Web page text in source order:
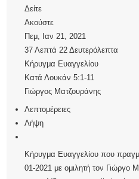
Δείτε
Ακούστε
Πεμ, Ιαν 21, 2021
37 Λεπτά 22 Δευτερόλεπτα
Κήρυγμα Ευαγγελίου
Κατά Λουκάν 5:1-11
Γιώργος Ματζουράνης
Λεπτομέρειες
Λήψη
Κήρυγμα Ευαγγελίου που
01-2021 με ομιλητή τον Γιώργο